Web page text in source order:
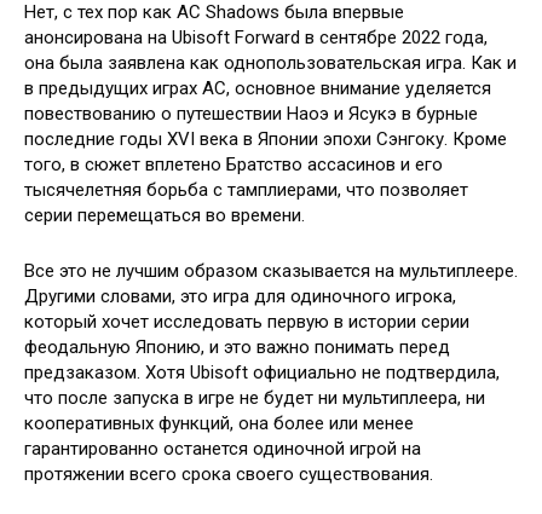
Нет, с тех пор как AC Shadows была впервые
анонсирована на Ubisoft Forward в сентябре 2022 года,
она была заявлена как однопользовательская игра. Как и
в предыдущих играх AC, основное внимание уделяется
повествованию о путешествии Наоэ и Ясукэ в бурные
последние годы XVI века в Японии эпохи Сэнгоку. Кроме
того, в сюжет вплетено Братство ассасинов и его
тысячелетняя борьба с тамплиерами, что позволяет
серии перемещаться во времени.
Все это не лучшим образом сказывается на мультиплеере.
Другими словами, это игра для одиночного игрока,
который хочет исследовать первую в истории серии
феодальную Японию, и это важно понимать перед
предзаказом. Хотя Ubisoft официально не подтвердила,
что после запуска в игре не будет ни мультиплеера, ни
кооперативных функций, она более или менее
гарантированно останется одиночной игрой на
протяжении всего срока своего существования.